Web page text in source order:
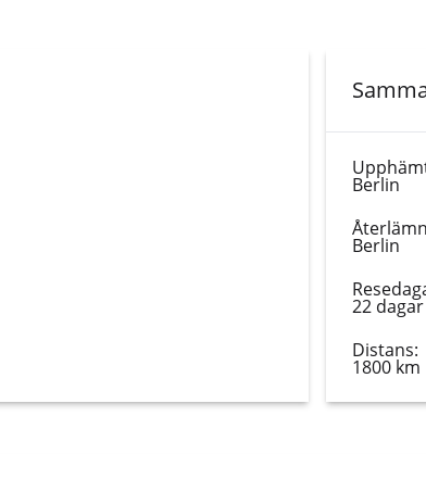
Berlin
Berlin
22 dagar
Distans:
1800 km